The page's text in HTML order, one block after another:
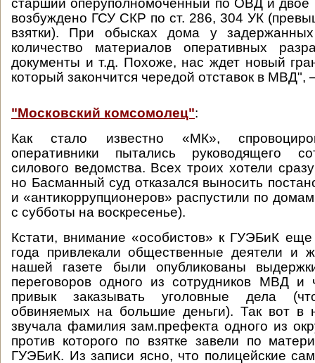
старший оперуполномоченный по ОВД и двое
возбуждено ГСУ СКР по ст. 286, 304 УК
взятки). При обысках дома у
количество материалов оперативных
документы и т.д. Похоже, нас ждет новый
который закончится чередой отставок в МВД",
"Московский комсомолец":
Как стало известно «МК»,
оперативники пытались руководящего
силового ведомства. Всех троих хотели
но Басманный суд отказался выносить
и «антикоррупционеров» распустили по
с субботы на воскресенье).
Кстати, внимание «особистов» к ГУЭБиК
года привлекали общественные деятели и
нашей газете были опубликованы
переговоров одного из сотрудников МВД и
привык заказывать уголовные дела
обвиняемых на большие деньги). Так вот в
звучала фамилия зам.префекта одного из
против которого по взятке завели по
ГУЭБиК. Из записи ясно, что полицейские